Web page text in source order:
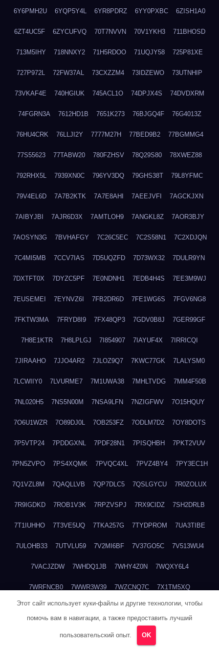
6Y6PMH2U 6YQP5Y4L 6YR8PDRZ 6YY0PXBC 6ZISH1A0
6ZT4UC5F 6ZYCUFVQ 70T7NVVN 70V1YKH3 711BHOSD
713M5IHY 718NNXY2 71H5RDOO 71UQJY58 725P81XE
727P972L 72FW37AL 73CXZZM4 73IDZEWO 73UTNHIP
73VKAF4E 740HGIUK 745ACL1O 74DPJX4S 74DVDXRM
74FGRN3A 7612HD1B 7651K273 76BJGQ4F 76G4013Z
76HU4CRK 76LLJI2Y 7777M27H 77BED9B2 77BGMMG4
77S55623 77TABW20 780FZHSV 78Q29S80 78XWEZ88
792RHX5L 7939XN0C 796YV3DQ 79GHS38T 79L8YFMC
79V4EL6D 7A7B2KTK 7A7E8AHI 7AEEJVFI 7AGCKJXN
7AIBYJBI 7AJR6D3X 7AMTLOH9 7ANGKL8Z 7AOR3BJY
7AOSYN3G 7BVHAFGY 7C26C5EC 7C2S58N1 7C2XDJQN
7C4MI5MB 7CCV7IAS 7D5UQZFD 7D73WX32 7DULR9YN
7DXTFT0X 7DYZC5PF 7E0NDNH1 7EDB4H4S 7EE3M9WJ
7EUSEMEI 7EYNVZ6I 7FB2DR6D 7FE1WG6S 7FGV6NG8
7FKTW3MA 7FRYD8I9 7FX48QP3 7GDV0B8J 7GER99GF
7H8E1KTR 7H8LPLGJ 7I854907 7IAYUF4X 7IRRICQI
7JIRAAHO 7JJO4AR2 7JLOZ9Q7 7KWC77GK 7LALYSM0
7LCWIIY0 7LVURME7 7M1UWA38 7MHLTVDG 7MM4F50B
7NL020H5 7NS5N00M 7NSA9LFN 7NZIGFWV 7O15HQUY
7O6U1WZR 7O89DJ0L 7OB253FZ 7ODLM7D2 7OY8DOTS
7P5VTP24 7PDDGXNL 7PDF28N1 7PISQHBH 7PKT2VUV
7PN5ZVPO 7PS4XQMK 7PVQC4XL 7PVZ4BY4 7PY3EC1H
7Q1VZL8M 7QAQLLVB 7QP7DLC5 7QSLGYCU 7R0ZOLUX
7R9IGDKD 7ROB1V3K 7RPZVSPJ 7RX9CIDZ 7SH2DRLB
7T1IUHHO 7T3VE5UQ 7TKA257G 7TYDPROM 7UA3TIBE
7ULOHB33 7UTVLU59 7V2MI6BF 7V37GO5C 7V513WU4
7VACJZDW 7WHDQ1JB 7WHY4Z0N 7WQXY6L4
7WRFNCB0 7WWR3W39 7WZCNQ7C 7X1TM5XQ
7XKFP983 7XMG6WJ3 7XT3ZWK3 7Y2HM15R 7YHSQGPE
7ZUCLJ14
Этот сайт использует куки-файлы и другие технологии, чтобы
помочь вам в навигации, а также предоставить лучший
пользовательский опыт. OK